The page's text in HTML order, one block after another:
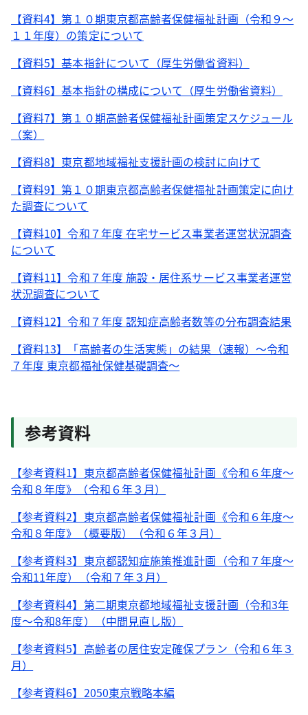
【資料4】第１０期東京都高齢者保健福祉計画（令和９～
１１年度）の策定について
【資料5】基本指針について（厚生労働省資料）
【資料6】基本指針の構成について（厚生労働省資料）
【資料7】第１０期高齢者保健福祉計画策定スケジュール
（案）
【資料8】東京都地域福祉支援計画の検討に向けて
【資料9】第１０期東京都高齢者保健福祉計画策定に向け
た調査について
【資料10】令和７年度 在宅サービス事業者運営状況調査
について
【資料11】令和７年度 施設・居住系サービス事業者運営
状況調査について
【資料12】令和７年度 認知症高齢者数等の分布調査結果
【資料13】「高齢者の生活実態」の結果（速報）～令和
７年度 東京都福祉保健基礎調査～
参考資料
【参考資料1】東京都高齢者保健福祉計画《令和６年度～
令和８年度》（令和６年３月）
【参考資料2】東京都高齢者保健福祉計画《令和６年度～
令和８年度》（概要版）（令和６年３月）
【参考資料3】東京都認知症施策推進計画（令和７年度～
令和11年度）（令和７年３月）
【参考資料4】第二期東京都地域福祉支援計画（令和3年
度～令和8年度）（中間見直し版）
【参考資料5】高齢者の居住安定確保プラン（令和６年３
月）
【参考資料6】2050東京戦略本編